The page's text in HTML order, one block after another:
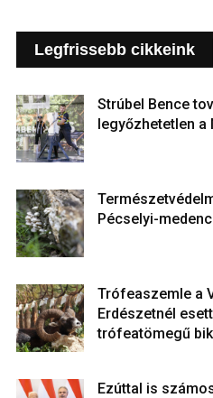
Legfrissebb cikkeink
Strúbel Bence
legyőzhetetlen a
Pécselyi-
Trófeaszemle a
Erdészetnél
trófeatömegű
Ezúttal is